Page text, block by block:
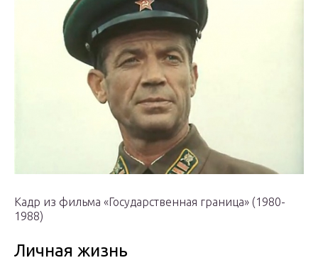
Кадр из фильма «Государственная граница» (1980-
1988)
Личная жизнь